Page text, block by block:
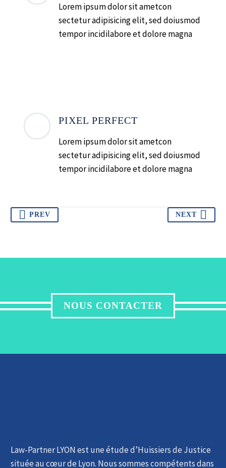
Lorem ipsum dolor sit ametcon
sectetur adipisicing elit, sed doiusmod
tempor incidilabore et dolore magna
PIXEL PERFECT
Lorem ipsum dolor sit ametcon
sectetur adipisicing elit, sed doiusmod
tempor incidilabore et dolore magna
PREV NEXT
NOUS CONTACTER
Law-Partner LYON est une étude d’Huissiers de Justice
située au cœur de Lyon. ​Nous sommes compétents dans